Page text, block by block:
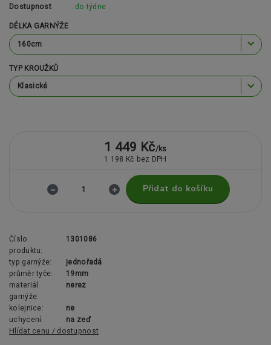
Dostupnost do týdne
DÉLKA GARNÝŽE
TYP KROUŽKŮ
1 449 Kč/ks
1 198 Kč bez DPH
Přidat do košíku
Číslo
produktu:
1301086
typ garnýže:
jednořadá
průměr tyče:
19mm
materiál
garnýže:
nerez
kolejnice:
ne
uchycení:
na zeď
Hlídat cenu / dostupnost